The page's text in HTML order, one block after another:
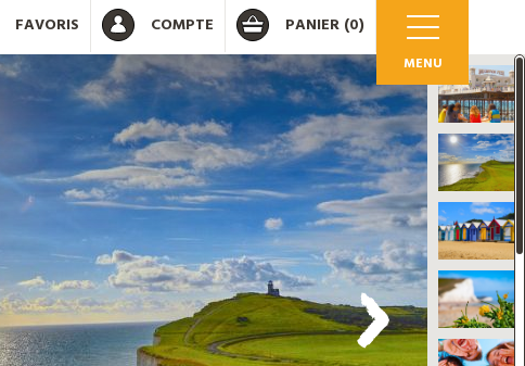
MENU
PANIER (0)
COMPTE
?
OK
votre compte
FAVORIS